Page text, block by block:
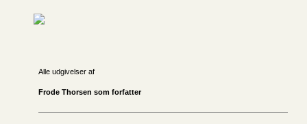
Alle udgivelser af
Frode Thorsen som forfatter